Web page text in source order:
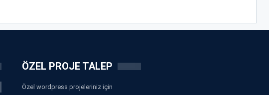
ÖZEL PROJE TALEP
Özel wordpress projeleriniz için